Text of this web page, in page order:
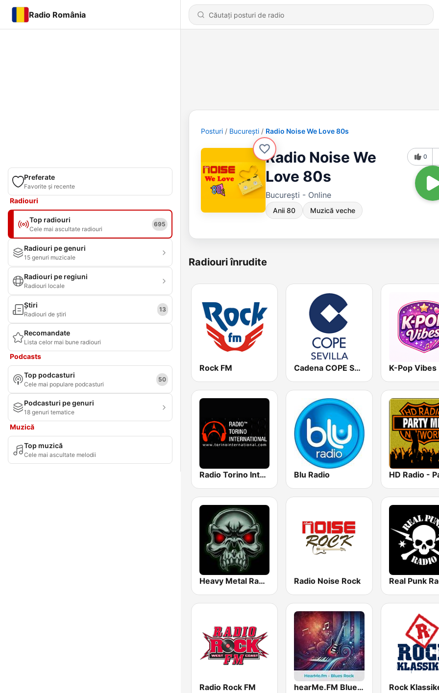
Radio România
Preferate
Favorite și recente
Radiouri
Top radiouri
Cele mai ascultate radiouri
695
Radiouri pe genuri
15 genuri muzicale
Radiouri pe regiuni
Radiouri locale
Știri
Radiouri de știri
13
Recomandate
Lista celor mai bune radiouri
Podcasts
Top podcasturi
Cele mai populare podcasturi
50
Podcasturi pe genuri
18 genuri tematice
Muzică
Top muzică
Cele mai ascultate melodii
Posturi Bucureşti Radio Noise We Love 80s
Radio Noise We
Love 80s
Bucureşti - Online
Anii 80 Muzică veche
0
Radiouri înrudite
Rock FM Cadena COPE Sevilla K-Pop Vibes
Radio Torino International Blu Radio
Heavy Metal Radio Radio Noise Rock Real Punk
Radio Rock FM hearMe.FM Blues Rock Rock